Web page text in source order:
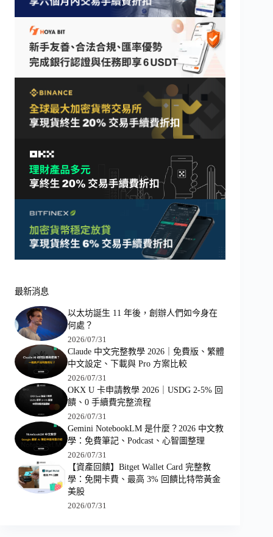
最新消息
以太坊誕生 11 年後，創辦人們如今身在
何處？
2026/07/31
Claude 中文完整教學 2026｜免費版、繁體
中文設定、下載與 Pro 方案比較
2026/07/31
OKX U 卡申請教學 2026｜USDG 2-5% 回
饋、0 手續費完整流程
2026/07/31
Gemini NotebookLM 是什麼？2026 中文教
學：免費筆記、Podcast、心智圖整理
2026/07/31
【資產回饋】Bitget Wallet Card 完整教
學：免開卡費、最高 3% 回饋比特幣黃金
美股
2026/07/31